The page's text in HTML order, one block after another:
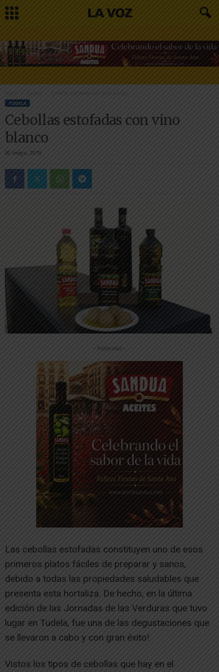
Inicio Tudela Cebollas estofadas con vino blanco
TUDELA
Cebollas estofadas con vino
blanco
30 mayo, 2019
-- Publicidad --
Las cebollas estofadas constituyen uno de esos
primeros platos fáciles de preparar y sanos,
debido a todas las propiedades saludables que
presenta esta hortaliza. De hecho, en la última
edición de las Jornadas de las Verduras que tuvo
lugar en Tudela, fue una de las degustaciones que
se llevaron a cabo y con gran éxito!
Vistos los tipos de cebollas que hay en el